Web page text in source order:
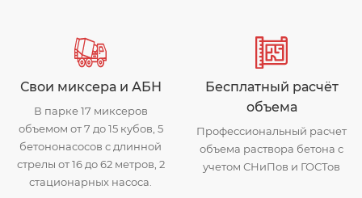
Свои миксера и АБН
В парке 17 миксеров
объемом от 7 до 15 кубов, 5
бетононасосов с длинной
стрелы от 16 до 62 метров, 2
стационарных насоса.
Бесплатный расчёт
объема
Профессиональный расчет
объема раствора бетона с
учетом СНиПов и ГОСТов